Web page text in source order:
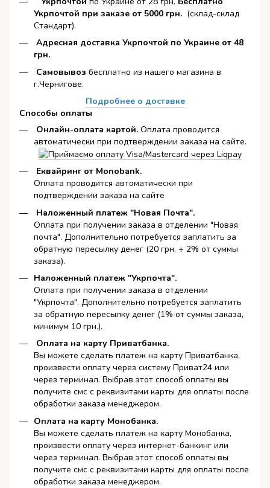
Укрпочтой при заказе от 5000 грн. (склад-склад
Стандарт).
Адресная доставка Укрпочтой по Украине от 48
грн.
Самовывоз бесплатно из нашего магазина в
г.Чернигове.
Подробнее о доставке
Способы оплаты
Онлайн-оплата картой. Оплата проводится
автоматически при подтверждении заказа на сайте.
Еквайринг от Monobank.
Оплата проводится автоматически при
подтверждении заказа на сайте
Наложенный платеж "Новая Почта".
Оплата при получении заказа в отделении "Новая
почта". Дополнительно потребуется заплатить за
обратную пересылку денег (20 грн. + 2% от суммы
заказа).
Наложенный платеж "Укрпочта".
Оплата при получении заказа в отделении
"Укрпочта". Дополнительно потребуется заплатить
за обратную пересылку денег (1% от суммы заказа,
минимум 10 грн.).
Оплата на карту Приватбанка.
Вы можете сделать платеж на карту Приватбанка,
произвести оплату через систему Приват24 или
через терминал. Выбрав этот способ оплаты вы
получите смс с реквизитами карты для оплаты после
обработки заказа менеджером.
Оплата на карту Монобанка.
Вы можете сделать платеж на карту Монобанка,
произвести оплату через интернет-банкинг или
через терминал. Выбрав этот способ оплаты вы
получите смс с реквизитами карты для оплаты после
обработки заказа менеджером.